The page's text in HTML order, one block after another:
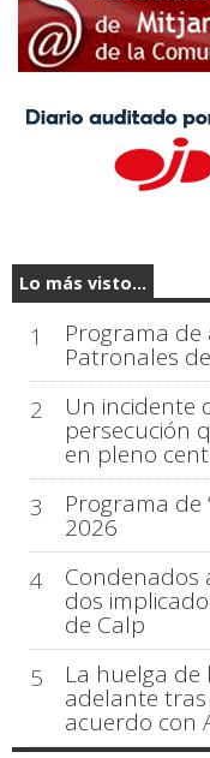
Lo más visto...
1 Programa de
Patronales
2
Un incidente
persecución
en pleno
3
Programa de
2026
4
Condenados
dos
de Calp
5
La huelga de
adelante
acuerdo con